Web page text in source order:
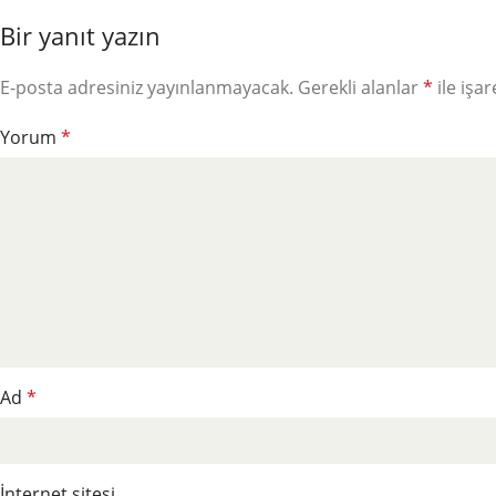
Bir yanıt yazın
E-posta adresiniz yayınlanmayacak. Gerekli alanlar* ile
Yorum *
Ad *